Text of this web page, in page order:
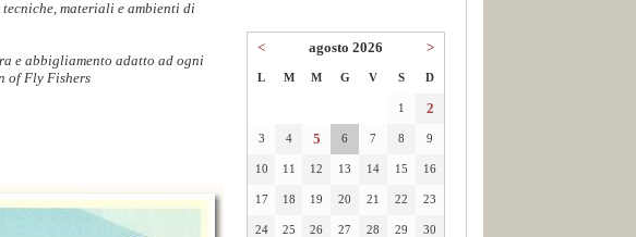
tecniche, materiali e ambienti di
e abbigliamento adatto ad ogni
of Fly Fishers
< agosto 2026 >
L M M G V S D
1 2
3 4 5 6 7 8 9
10 11 12 13 14 15 16
17 18 19 20 21 22 23
24 25 26 27 28 29 30